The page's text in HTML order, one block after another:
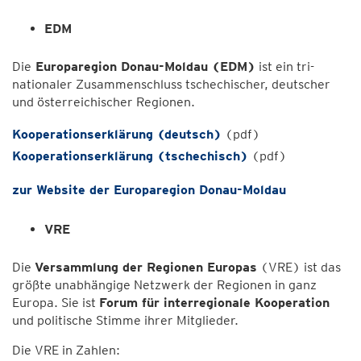
EDM
Die Europaregion Donau-Moldau (EDM) ist ein tri-
nationaler Zusammenschluss tschechischer, deutscher
und österreichischer Regionen.
Kooperationserklärung (deutsch) (pdf)
Kooperationserklärung (tschechisch) (pdf)
zur Website der Europaregion Donau-Moldau
VRE
Die Versammlung der Regionen Europas (VRE) ist das
größte unabhängige Netzwerk der Regionen in ganz
Europa. Sie ist Forum für interregionale Kooperation
und politische Stimme ihrer Mitglieder.
Die VRE in Zahlen: